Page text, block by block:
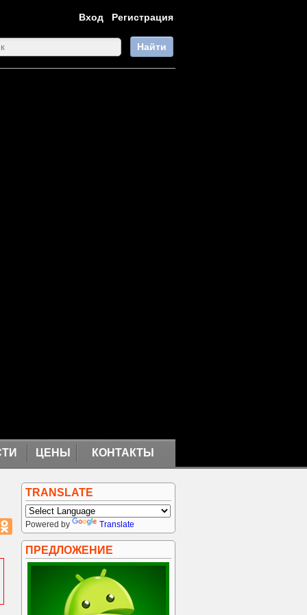
Вход Регистрация
Найти
ЦЕНЫ КОНТАКТЫ
TRANSLATE
Powered by Translate
ПРЕДЛОЖЕНИЕ